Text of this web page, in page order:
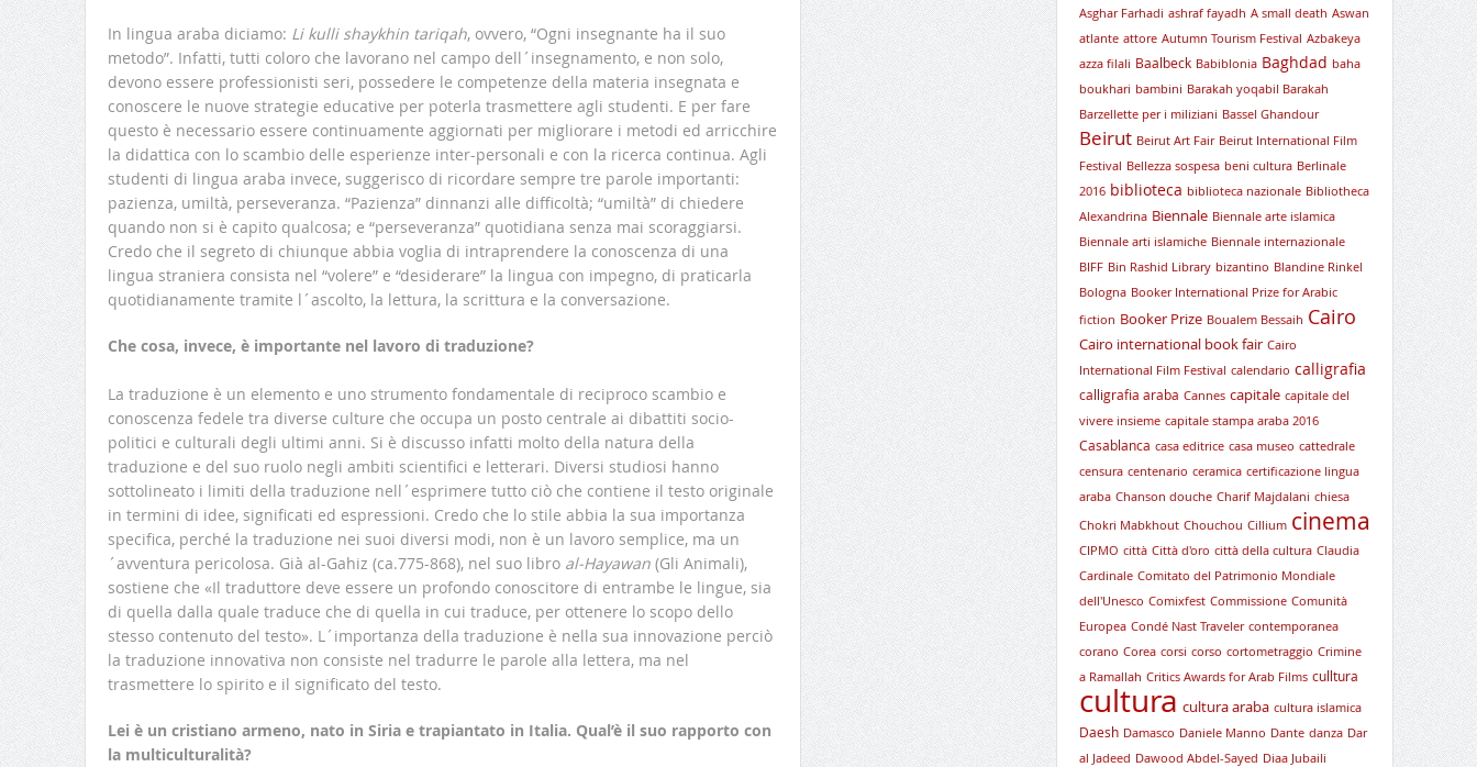
In lingua araba diciamo: Li kulli shaykhin tariqah, ovvero, “Ogni insegnante ha il suo
metodo”. Infatti, tutti coloro che lavorano nel campo dell´insegnamento, e non solo,
devono essere professionisti seri, possedere le competenze della materia insegnata e
conoscere le nuove strategie educative per poterla trasmettere agli studenti. E per fare
questo è necessario essere continuamente aggiornati per migliorare i metodi ed arricchire
la didattica con lo scambio delle esperienze inter-personali e con la ricerca continua. Agli
studenti di lingua araba invece, suggerisco di ricordare sempre tre parole importanti:
pazienza, umiltà, perseveranza. “Pazienza” dinnanzi alle difficoltà; “umiltà” di chiedere
quando non si è capito qualcosa; e “perseveranza” quotidiana senza mai scoraggiarsi.
Credo che il segreto di chiunque abbia voglia di intraprendere la conoscenza di una
lingua straniera consista nel “volere” e “desiderare” la lingua con impegno, di praticarla
quotidianamente tramite l´ascolto, la lettura, la scrittura e la conversazione.
Che cosa, invece, è importante nel lavoro di traduzione?
La traduzione è un elemento e uno strumento fondamentale di reciproco scambio e
conoscenza fedele tra diverse culture che occupa un posto centrale ai dibattiti socio-
politici e culturali degli ultimi anni. Si è discusso infatti molto della natura della
traduzione e del suo ruolo negli ambiti scientifici e letterari. Diversi studiosi hanno
sottolineato i limiti della traduzione nell´esprimere tutto ciò che contiene il testo originale
in termini di idee, significati ed espressioni. Credo che lo stile abbia la sua importanza
specifica, perché la traduzione nei suoi diversi modi, non è un lavoro semplice, ma un
´avventura pericolosa. Già al-Gahiz (ca.775-868), nel suo libro al-Hayawan(Gli Animali),
sostiene che «Il traduttore deve essere un profondo conoscitore di entrambe le lingue, sia
di quella dalla quale traduce che di quella in cui traduce, per ottenere lo scopo dello
stesso contenuto del testo». L´importanza della traduzione è nella sua innovazione perciò
la traduzione innovativa non consiste nel tradurre le parole alla lettera, ma nel
trasmettere lo spirito e il significato del testo.
Lei è un cristiano armeno, nato in Siria e trapiantato in Italia. Qual’è il suo rapporto con
la multiculturalità?
Asghar Farhadi ashraf fayadh A small death Aswan
atlante attore Autumn Tourism Festival Azbakeya
azza filali Baalbeck Babiblonia Baghdad baha
boukhari bambini Barakah yoqabil Barakah
Barzellette per i miliziani Bassel Ghandour
Beirut Beirut Art Fair Beirut International Film
Festival Bellezza sospesa beni cultura Berlinale
2016 biblioteca biblioteca nazionale Bibliotheca
Alexandrina Biennale Biennale arte islamica
Biennale arti islamiche Biennale internazionale
BIFF Bin Rashid Library bizantino Blandine Rinkel
Bologna Booker International Prize for Arabic
fiction Booker Prize Boualem Bessaih Cairo
Cairo international book fair Cairo
International Film Festival calendario calligrafia
calligrafia araba Cannes capitale capitale del
vivere insieme capitale stampa araba 2016
Casablanca casa editrice casa museo cattedrale
censura centenario ceramica certificazione lingua
araba Chanson douche Charif Majdalani chiesa
Chokri Mabkhout Chouchou Cillium cinema
CIPMO città Città d'oro città della cultura Claudia
Cardinale Comitato del Patrimonio Mondiale
dell'Unesco Comixfest Commissione Comunità
Europea Condé Nast Traveler contemporanea
corano Corea corsi corso cortometraggio Crimine
a Ramallah Critics Awards for Arab Films culltura
cultura cultura araba cultura islamica
Daesh Damasco Daniele Manno Dante danza Dar
al Jadeed Dawood Abdel-Sayed Diaa Jubaili